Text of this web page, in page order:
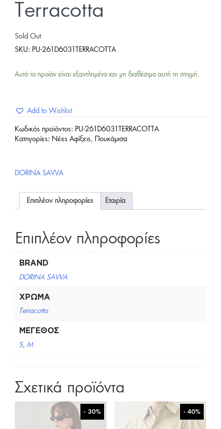
Terracotta
Sold Out
SKU: PU-261D6031TERRACOTTA
Αυτό το προϊόν είναι εξαντλημένο και μη διαθέσιμο αυτή τη στιγμή.
Add to Wishlist
Κωδικός προϊόντος: PU-261D6031TERRACOTTA
Κατηγορίες: Νέες Αφίξεις , Πουκάμισα
DORINA SAVVA
Επιπλέον πληροφορίες Εταιρία
Επιπλέον πληροφορίες
BRAND
DORINA SAVVA
ΧΡΏΜΑ
Terracotta
ΜΈΓΕΘΟΣ
S, M
Σχετικά προϊόντα
- 30% - 40%